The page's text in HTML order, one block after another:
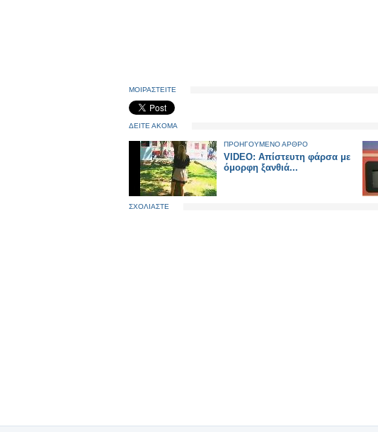
ΜΟΙΡΑΣΤΕΙΤΕ
ΔΕΙΤΕ ΑΚΟΜΑ
ΠΡΟΗΓΟΥΜΕΝΟ ΑΡΘΡΟ
VIDEO: Απίστευτη φάρσα με
όμορφη ξανθιά...
ΣΧΟΛΙΑΣΤΕ